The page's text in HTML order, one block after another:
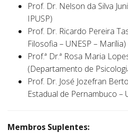
Prof. Dr. Nelson da Silva
IPUSP)
Prof. Dr. Ricardo Pereira
Filosofia – UNESP – Marília)
Prof.ª Dr.ª Rosa Maria
(Departamento de
Prof. Dr. José Jozefran
Estadual de Pernambuco –
Membros Suplentes: